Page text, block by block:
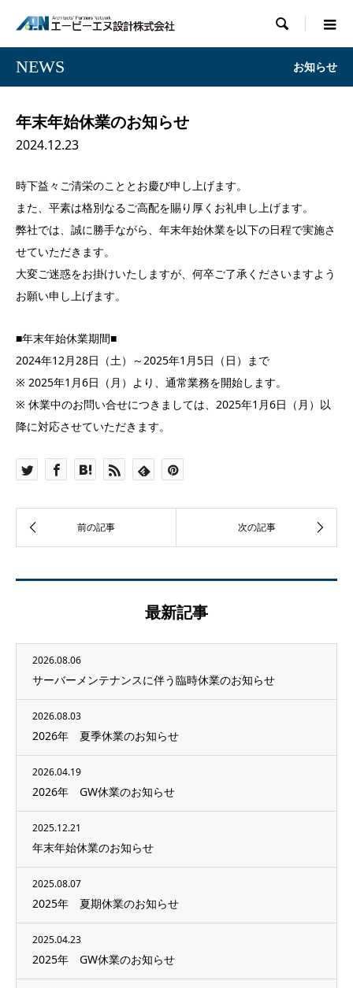

NEWS お知らせ
年末年始休業のお知らせ
2024.12.23
時下益々ご清栄のこととお慶び申し上げます。
また、平素は格別なるご高配を賜り厚くお礼申し上げます。
弊社では、誠に勝手ながら、年末年始休業を以下の日程で実施さ
せていただきます。
大変ご迷惑をお掛けいたしますが、何卒ご了承くださいますよう
お願い申し上げます。
■年末年始休業期間■
2024年12月28日（土）～2025年1月5日（日）まで
※ 2025年1月6日（月）より、通常業務を開始します。
※ 休業中のお問い合せにつきましては、2025年1月6日（月）以
降に対応させていただきます。
最新記事
2026.08.06
サーバーメンテナンスに伴う臨時休業のお知らせ
2026.08.03
2026年 夏季休業のお知らせ
2026.04.19
2026年 GW休業のお知らせ
2025.12.21
年末年始休業のお知らせ
2025.08.07
2025年 夏期休業のお知らせ
2025.04.23
2025年 GW休業のお知らせ